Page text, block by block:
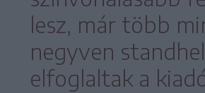
lesz, már több
negyven
elfoglaltak a